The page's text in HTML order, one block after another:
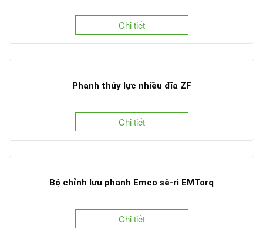
Chi tiết
Phanh thủy lực nhiều đĩa ZF
Chi tiết
Bộ chỉnh lưu phanh Emco sê-ri EMTorq
Chi tiết